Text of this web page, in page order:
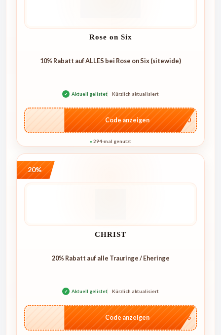
Rose on Six
10% Rabatt auf ALLES bei Rose on Six (sitewide)
✓ Aktuell gelistet Kürzlich aktualisiert
…4U10
Code anzeigen
● 294-mal genutzt
20%
CHRIST
20% Rabatt auf alle Trauringe / Eheringe
✓ Aktuell gelistet Kürzlich aktualisiert
…IT26
Code anzeigen